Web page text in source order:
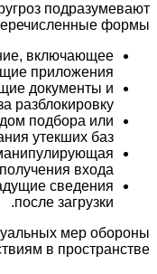
подразумевают
формы:
включающее
приложения.
документы и
разблокировку.
подбора или
утекших баз.
входа.
сведения
после загрузки.
мер обороны
в пространстве.